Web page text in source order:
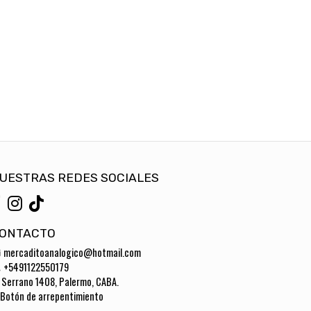
REDES SOCIALES
mercaditoanalogico@hotmail.com
+5491122550179
Serrano 1408, Palermo, CABA.
de arrepentimiento